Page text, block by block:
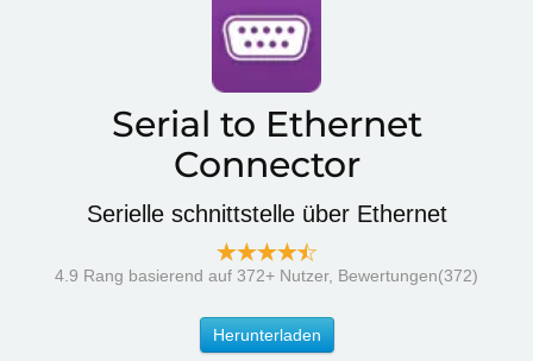
Serial to Ethernet
Connector
Serielle schnittstelle über Ethernet
4.9 Rang basierend auf 372+ Nutzer, Bewertungen(372)
Herunterladen